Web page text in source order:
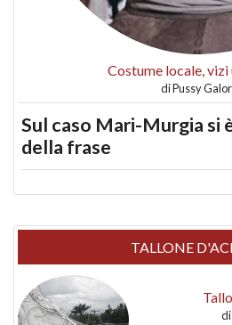
Costume locale, vizi
diPussy
Sul caso Mari-Murgia si
della frase
TALLONE
di